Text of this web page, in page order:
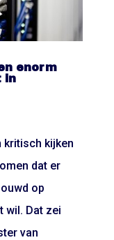
enorm
in
kritisch kijken
dat er
op
wil. Dat zei
van